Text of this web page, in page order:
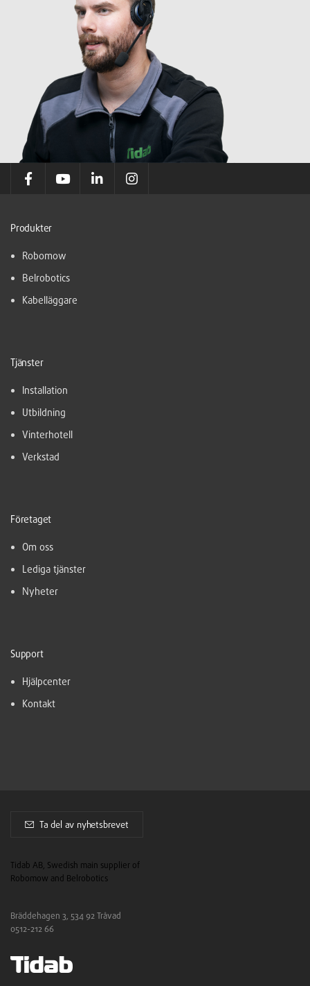
Produkter
Robomow
Belrobotics
Kabelläggare
Tjänster
Installation
Utbildning
Vinterhotell
Verkstad
Företaget
Om oss
Lediga tjänster
Nyheter
Support
Hjälpcenter
Kontakt
Ta del av nyhetsbrevet
Tidab AB, Swedish main supplier of
Robomow and Belrobotics
Bräddehagen 3, 534 92 Tråvad
0512-212 66